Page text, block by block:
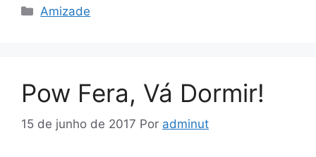
Categorias
Amizade
Pow Fera, Vá Dormir!
15 de junho de 2017 Por adminut